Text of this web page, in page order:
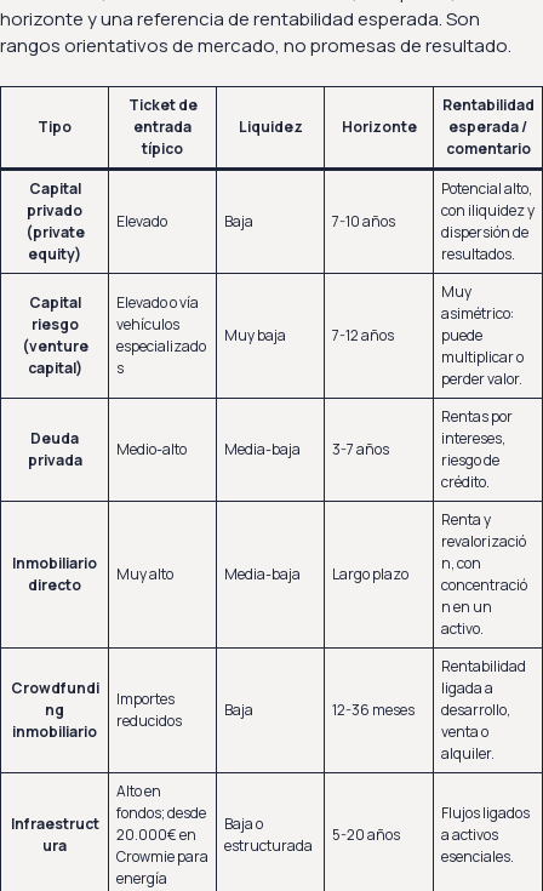
horizonte y una referencia de rentabilidad esperada. Son
rangos orientativos de mercado, no promesas de resultado.
Tipo
Ticket de
entrada
típico
Liquidez Horizonte
Rentabilidad
esperada /
comentario
Capital
privado
(private
equity)
Elevado Baja 7-10 años
Potencial alto,
con iliquidez y
dispersión de
resultados.
Capital
riesgo
(venture
capital)
Elevado o vía
vehículos
especializado
s
Muy baja 7-12 años
Muy
asimétrico:
puede
multiplicar o
perder valor.
Deuda
privada
Medio-alto Media-baja 3-7 años
Rentas por
intereses,
riesgo de
crédito.
Inmobiliario
directo
Muy alto Media-baja Largo plazo
Renta y
revalorizació
n, con
concentració
n en un
activo.
Crowdfundi
ng
inmobiliario
Importes
reducidos
Baja 12-36 meses
Rentabilidad
ligada a
desarrollo,
venta o
alquiler.
Infraestruct
ura
Alto en
fondos; desde
20.000€ en
Crowmie para
energía
Baja o
estructurada
5-20 años
Flujos ligados
a activos
esenciales.